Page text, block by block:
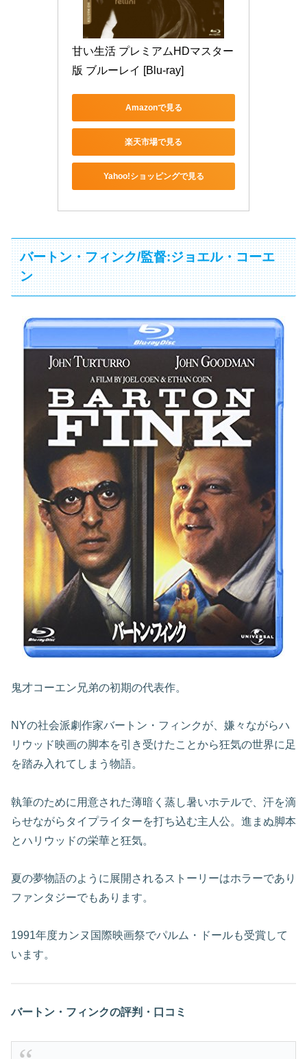
甘い生活 プレミアムHDマスター
版 ブルーレイ [Blu-ray]
Amazonで見る
楽天市場で見る
Yahoo!ショッピングで見る
バートン・フィンク/監督:ジョエル・コーエ
ン
鬼才コーエン兄弟の初期の代表作。
NYの社会派劇作家バートン・フィンクが、嫌々ながらハ
リウッド映画の脚本を引き受けたことから狂気の世界に足
を踏み入れてしまう物語。
執筆のために用意された薄暗く蒸し暑いホテルで、汗を滴
らせながらタイプライターを打ち込む主人公。進まぬ脚本
とハリウッドの栄華と狂気。
夏の夢物語のように展開されるストーリーはホラーであり
ファンタジーでもあります。
1991年度カンヌ国際映画祭でパルム・ドールも受賞して
います。
バートン・フィンクの評判・口コミ